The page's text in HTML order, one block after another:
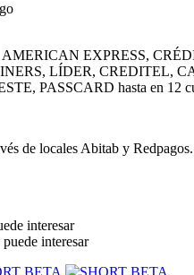
EXPRESS,
LÍDER, CREDITEL,
PASSCARD hasta en 12
de locales Abitab y Redpagos.
interesar